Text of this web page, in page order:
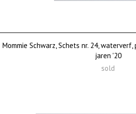
Mommie Schwarz, Schets nr. 24,
jaren '20
sold